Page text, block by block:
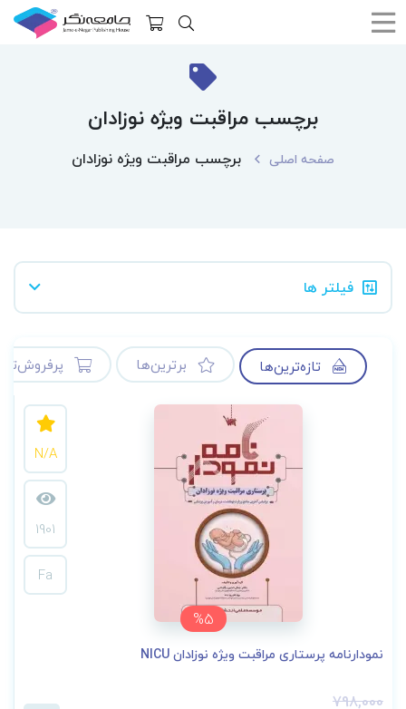
برچسب مراقبت ویژه نوزادان
صفحه اصلی برچسب مراقبت ویژه نوزادان
فیلتر ها
تازه‌ترین‌ها برترین‌ها
%5
N/A
1901
Fa
نمودارنامه پرستاری مراقبت ویژه نوزادان NICU
798,000